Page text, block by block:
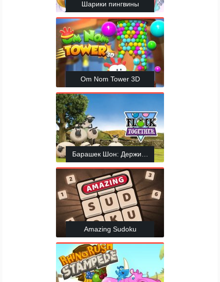
Шарики пингвины
Om Nom Tower 3D
Барашек Шон: Держитесь вместе
Amazing Sudoku